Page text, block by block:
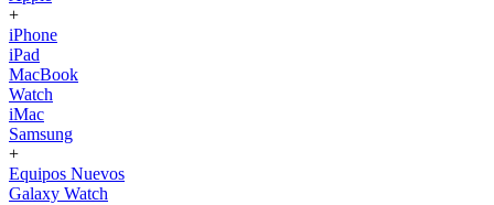
+
iPhone
iPad
MacBook
Watch
iMac
Samsung
+
Equipos Nuevos
Galaxy Watch